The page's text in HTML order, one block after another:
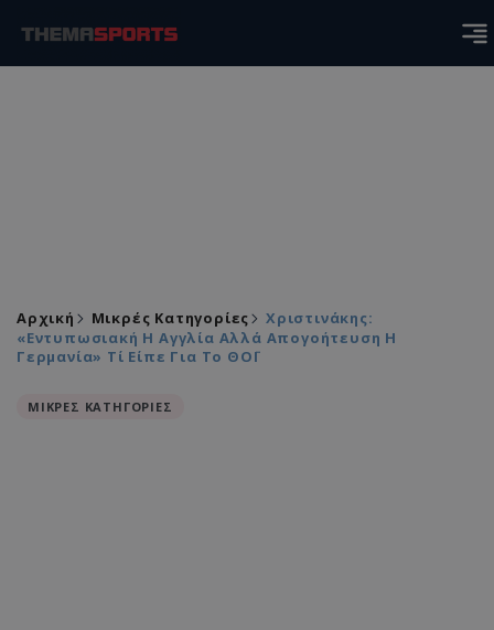
Αρχική Μικρές Κατηγορίες
Χριστινάκης:
«Εντυπωσιακή Η Αγγλία Αλλά Απογοήτευση Η
Γερμανία» Τί Είπε Για Το ΘΟΪ
ΜΙΚΡΕΣ ΚΑΤΗΓΟΡΙΕΣ